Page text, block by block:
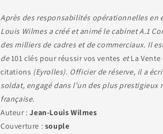
Après des responsabilités opérationnelles en
Louis Wilmes a créé et animé le cabinet A.1
des milliers de cadres et de commerciaux. Il
de101 clés pour réussir vos ventes etLa Vente
citations (Eyrolles). Officier de réserve, il a
soldat, engagé dans l'un des plus prestigieux
française.
Auteur :Jean-Louis Wilmes
Couverture : souple